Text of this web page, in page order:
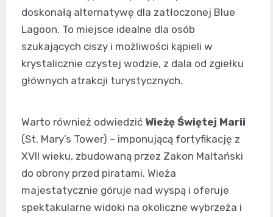
doskonałą alternatywę dla zatłoczonej Blue
Lagoon. To miejsce idealne dla osób
szukających ciszy i możliwości kąpieli w
krystalicznie czystej wodzie, z dala od zgiełku
głównych atrakcji turystycznych.
Warto również odwiedzić Wieżę Świętej Marii
(St. Mary’s Tower) – imponującą fortyfikację z
XVII wieku, zbudowaną przez Zakon Maltański
do obrony przed piratami. Wieża
majestatycznie góruje nad wyspą i oferuje
spektakularne widoki na okoliczne wybrzeża i